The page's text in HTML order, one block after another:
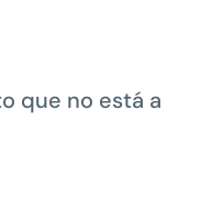
que no está a